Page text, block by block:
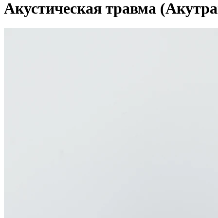
Акустическая травма